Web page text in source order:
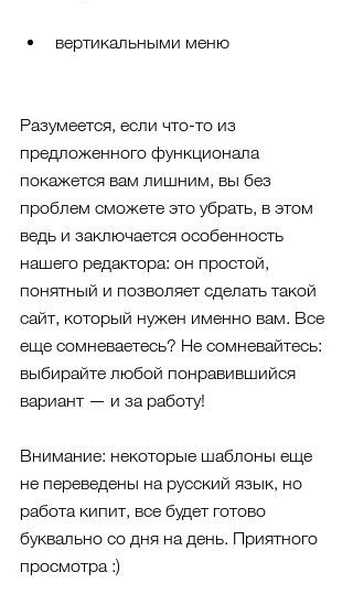
вертикальными меню
Разумеется, если что-то из
предложенного функционала
покажется вам лишним, вы без
проблем сможете это убрать, в этом
ведь и заключается особенность
нашего редактора: он простой,
понятный и позволяет сделать такой
сайт, который нужен именно вам. Все
еще сомневаетесь? Не сомневайтесь:
выбирайте любой понравившийся
вариант — и за работу!
Внимание: некоторые шаблоны еще
не переведены на русский язык, но
работа кипит, все будет готово
буквально со дня на день. Приятного
просмотра :)